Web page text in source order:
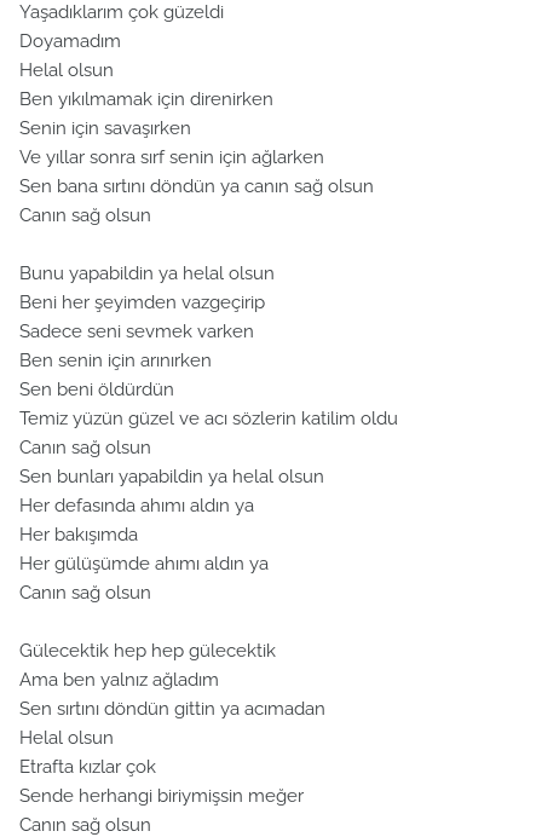
Yaşadıklarım çok güzeldi
Doyamadım
Helal olsun
Ben yıkılmamak için direnirken
Senin için savaşırken
Ve yıllar sonra sırf senin için ağlarken
Sen bana sırtını döndün ya canın sağ olsun
Canın sağ olsun
Bunu yapabildin ya helal olsun
Beni her şeyimden vazgeçirip
Sadece seni sevmek varken
Ben senin için arınırken
Sen beni öldürdün
Temiz yüzün güzel ve acı sözlerin katilim oldu
Canın sağ olsun
Sen bunları yapabildin ya helal olsun
Her defasında ahımı aldın ya
Her bakışımda
Her gülüşümde ahımı aldın ya
Canın sağ olsun
Gülecektik hep hep gülecektik
Ama ben yalnız ağladım
Sen sırtını döndün gittin ya acımadan
Helal olsun
Etrafta kızlar çok
Sende herhangi biriymişsin meğer
Canın sağ olsun